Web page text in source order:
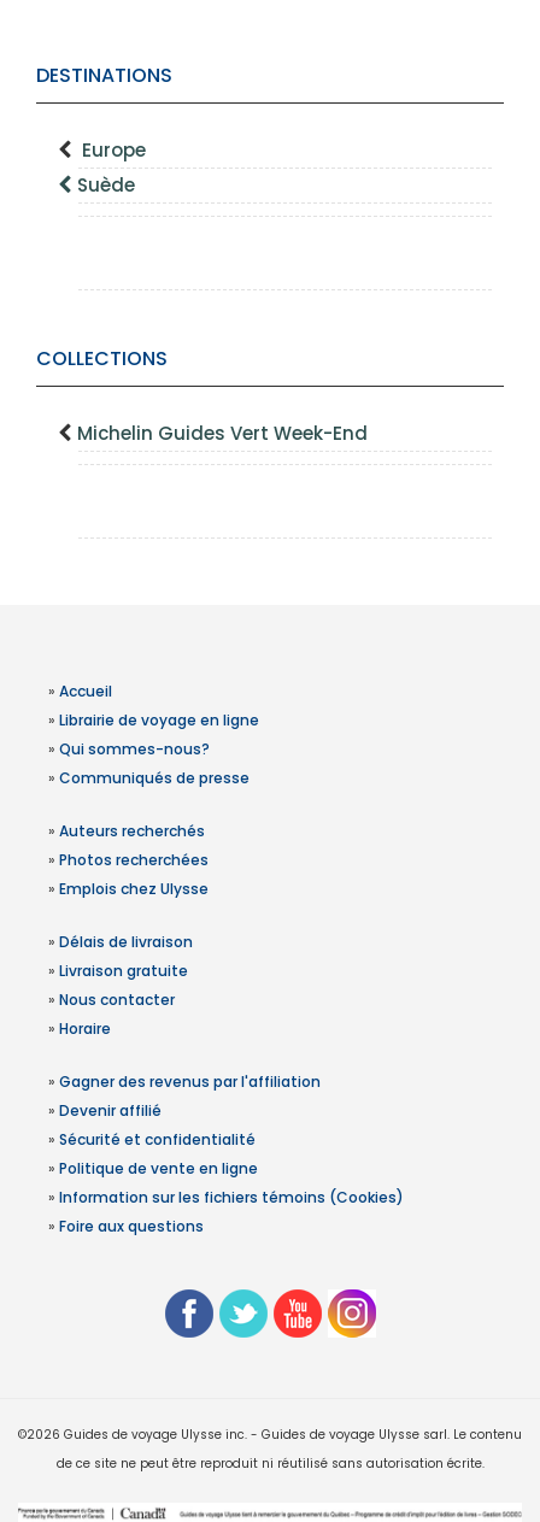
DESTINATIONS
Europe
Suède
COLLECTIONS
Michelin Guides Vert Week-End
» Accueil
» Librairie de voyage en ligne
» Qui sommes-nous?
» Communiqués de presse
» Auteurs recherchés
» Photos recherchées
» Emplois chez Ulysse
» Délais de livraison
» Livraison gratuite
» Nous contacter
» Horaire
» Gagner des revenus par l'affiliation
» Devenir affilié
» Sécurité et confidentialité
» Politique de vente en ligne
» Information sur les fichiers témoins (Cookies)
» Foire aux questions
©2026 Guides de voyage Ulysse inc. - Guides de voyage Ulysse sarl. Le contenu
de ce site ne peut être reproduit ni réutilisé sans autorisation écrite.